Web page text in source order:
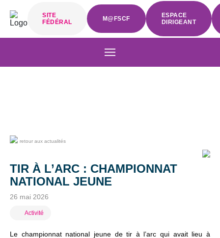
SITE
FÉDÉRAL
M@FSCF
ESPACE
DIRIGEANT
retour aux actualités
TIR À L’ARC : CHAMPIONNAT
NATIONAL JEUNE
26 mai 2026
Activité
Le championnat national jeune de tir à l’arc qui avait lieu à